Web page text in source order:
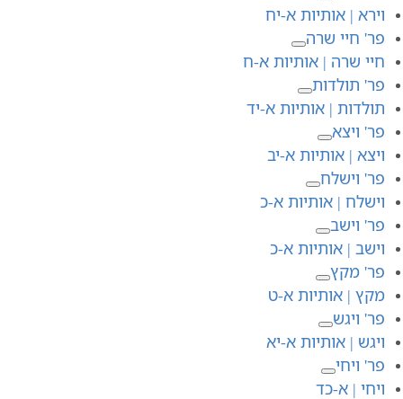
וירא | אותיות א-יח
פר' חיי שרה
חיי שרה | אותיות א-ח
פר' תולדות
תולדות | אותיות א-יד
פר' ויצא
ויצא | אותיות א-יב
פר' וישלח
וישלח | אותיות א-כ
פר' וישב
וישב | אותיות א-כ
פר' מקץ
מקץ | אותיות א-ט
פר' ויגש
ויגש | אותיות א-יא
פר' ויחי
ויחי | א-כד